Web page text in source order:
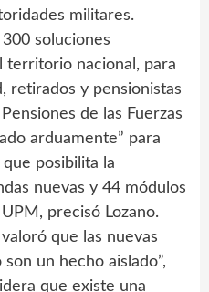
militares.
soluciones
territorio nacional, para
retirados y pensionistas
de las Fuerzas
arduamente” para
posibilita la
nuevas y 44 módulos
precisó Lozano.
que las nuevas
un hecho aislado”,
que existe una